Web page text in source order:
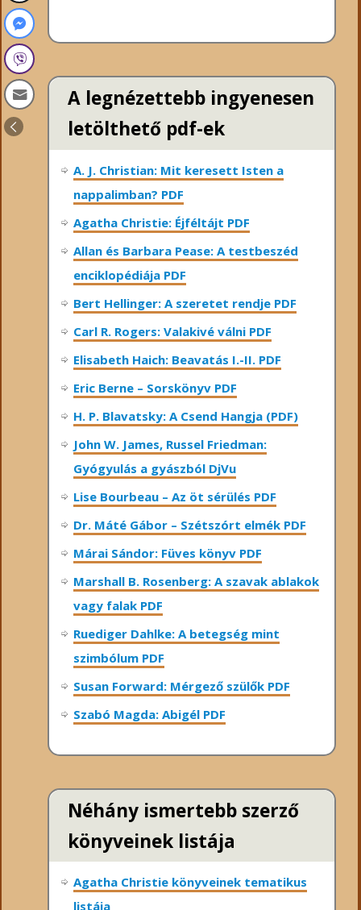
A legnézettebb ingyenesen
letölthető pdf-ek
A. J. Christian: Mit keresett Isten a
nappalimban? PDF
Agatha Christie: Éjféltájt PDF
Allan és Barbara Pease: A testbeszéd
enciklopédiája PDF
Bert Hellinger: A ​szeretet rendje PDF
Carl R. Rogers: Valakivé válni PDF
Elisabeth Haich: Beavatás I.-II. PDF
Eric Berne – Sorskönyv PDF
H. P. Blavatsky: A Csend Hangja (PDF)
John W. James, Russel Friedman:
Gyógyulás a gyászból DjVu
Lise Bourbeau – Az öt sérülés PDF
Dr. Máté Gábor – Szétszórt elmék PDF
Márai Sándor: Füves könyv PDF
Marshall B. Rosenberg: A szavak ablakok
vagy falak PDF
Ruediger Dahlke: A betegség mint
szimbólum PDF
Susan Forward: Mérgező szülők PDF
Szabó Magda: Abigél PDF
Néhány ismertebb szerző
könyveinek listája
Agatha Christie könyveinek tematikus
listája